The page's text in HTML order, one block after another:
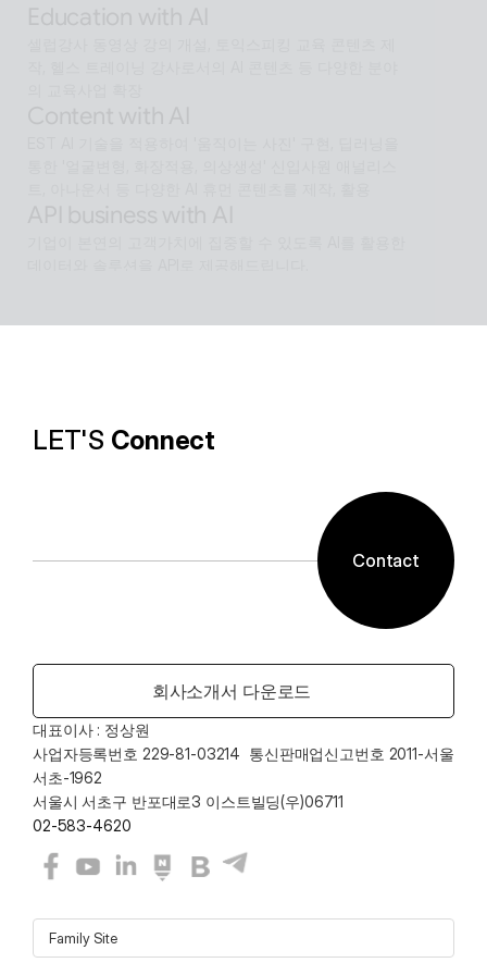
LET'S Connect
Contact
회사소개서 다운로드
대표이사 : 정상원
사업자등록번호 229-81-03214  통신판매업신고번호 2011-서울
서초-1962
서울시 서초구 반포대로3 이스트빌딩(우)06711
02-583-4620
Family Site